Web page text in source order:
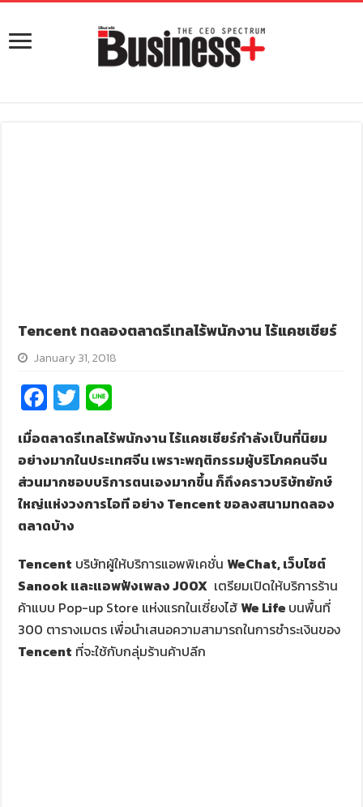
Tencent ทดลองตลาดรีเทลไร้พนักงาน ไร้แคชเชียร์
January 31, 2018
Fa
ce
b
o
o
k
T
wi
tt
er
n
e
เมื่อตลาดรีเทลไร้พนักงาน ไร้แคชเชียร์กำลังเป็นที่นิยม
อย่างมากในประเทศจีน เพราะพฤติกรรมผู้บริโภคคนจีน
ส่วนมากชอบบริการตนเองมากขึ้น ก็ถึงคราวบริษัทยักษ์
ใหญ่แห่งวงการไอที อย่าง Tencent ขอลงสนามทดลอง
ตลาดบ้าง
Tencent บริษัทผู้ให้บริการแอพพิเคชั่นWeChat, เว็บไซต์
Sanook และแอพฟังเพลง JOOX เตรียมเปิดให้บริการร้าน
ค้าแบบ Pop-up Store แห่งแรกในเซี่ยงไฮ้We Life บนพื้นที่
300 ตารางเมตร เพื่อนำเสนอความสามารถในการชำระเงินของ
Tencent ที่จะใช้กับกลุ่มร้านค้าปลีก